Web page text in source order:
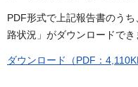
PDF形式で上記報告書のう
路状況」がダウンロードでき
ダウンロード（PDF：